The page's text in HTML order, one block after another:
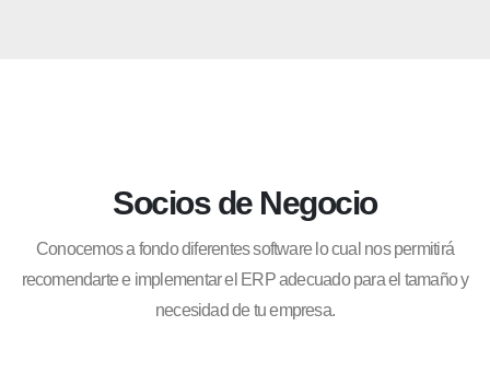
Socios de Negocio
Conocemos a fondo diferentes software lo cual nos permitirá
recomendarte e implementar el ERP adecuado para el tamaño y
necesidad de tu empresa.